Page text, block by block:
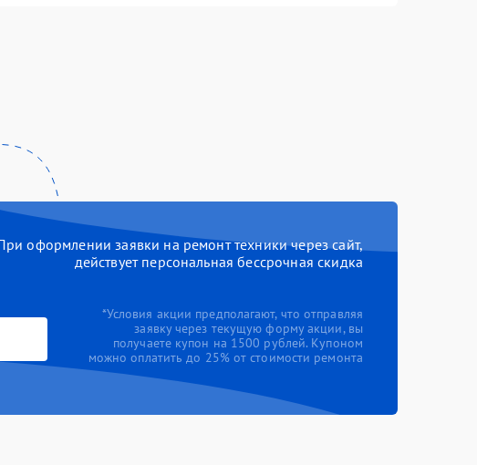
оформлении заявки на ремонт техники через сайт,
действует персональная бессрочная скидка
*Условия акции предполагают, что отправляя
заявку через текущую форму акции, вы
получаете купон на 1500 рублей. Купоном
можно оплатить до 25% от стоимости ремонта